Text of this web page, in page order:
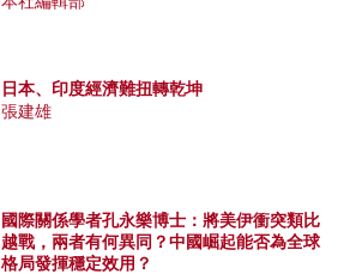
日本、印度經濟難扭轉乾坤
張建雄
國際關係學者孔永樂博士：將美伊衝突類比
越戰，兩者有何異同？中國崛起能否為全球
格局發揮穩定效用？